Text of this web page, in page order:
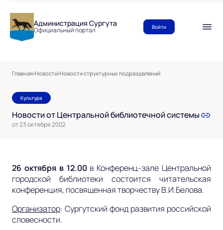
Администрация Сургута
Официальный портал Войти
Главная/Новости/Новости структурных подразделений
Культура
Новости от Центральной библиотечной системы
от 23 октября 2002
26 октября в 12.00в Конференц-зале Центральной
городской библиотеки состоится читательская
конференция, посвященная творчеству В.И.Белова.
Организатор: Сургутский фонд развития российской
словесности.